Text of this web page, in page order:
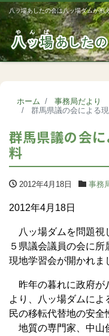
八ッ場あしたの会は八ッ場ダムが抱
ホーム
事務局だより
群馬県議の会による
群馬県議の会
料
2012年4月18日 事務
2012年4月18日
八ッ場ダムを問題視
５県議会議員の会に
現地学習会が開かれま
昨年の暮れに政府が
より、八ッ場ダムに
民の移転代替地の安全
地質の専門家、中山